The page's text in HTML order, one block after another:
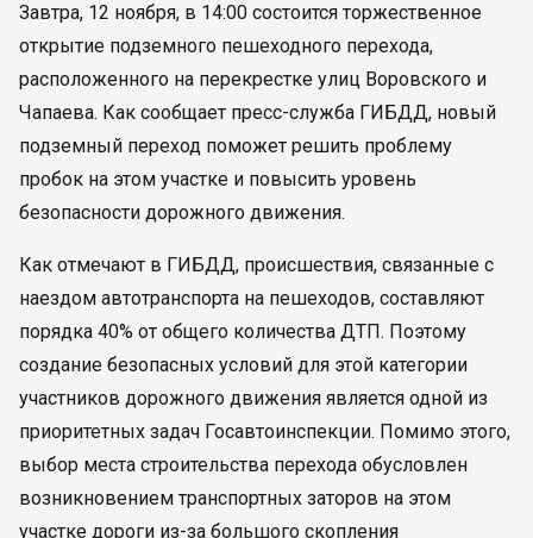
Завтра, 12 ноября, в 14:00 состоится торжественное
открытие подземного пешеходного перехода,
расположенного на перекрестке улиц Воровского и
Чапаева. Как сообщает пресс-служба ГИБДД, новый
подземный переход поможет решить проблему
пробок на этом участке и повысить уровень
безопасности дорожного движения.
Как отмечают в ГИБДД, происшествия, связанные с
наездом автотранспорта на пешеходов, составляют
порядка 40% от общего количества ДТП. Поэтому
создание безопасных условий для этой категории
участников дорожного движения является одной из
приоритетных задач Госавтоинспекции. Помимо этого,
выбор места строительства перехода обусловлен
возникновением транспортных заторов на этом
участке дороги из-за большого скопления